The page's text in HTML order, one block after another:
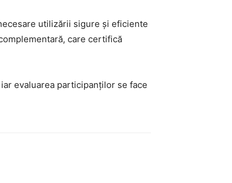
utilizării sigure și eficiente
care certifică
evaluarea participanților se face